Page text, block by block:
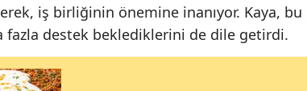
iş birliğinin önemine inanıyor. Kaya,
fazla destek beklediklerini de dile getirdi.